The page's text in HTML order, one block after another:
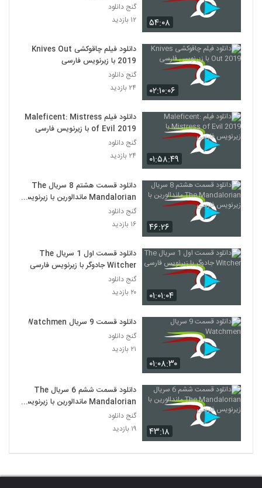
۵۴:۰۸
گنج دانلود
۱۲ بازدید
۰۲:۱۰:۰۶
دانلود فیلم چاقوکشی Knives Out
2019 با زیرنویس فارسی
گنج دانلود
۲۴ بازدید
۰۱:۵۸:۴۹
دانلود فیلم Maleficent: Mistress
of Evil 2019 با زیرنویس فارسی
گنج دانلود
۲۴ بازدید
۴۶:۲۶
دانلود قسمت هشتم 8 سریال The
Mandalorian ماندالورین با زیرنویس
فارسی
گنج دانلود
۱۶ بازدید
۰۱:۰۱:۰۴
دانلود قسمت اول 1 سریال The
Witcher جادوگر با زیرنویس فارسی
گنج دانلود
۲۰ بازدید
۰۱:۰۸:۳۰
دانلود قسمت 9 سریال Watchmen
گنج دانلود
۲۱ بازدید
۴۳:۱۸
دانلود قسمت ششم 6 سریال The
Mandalorian ماندالورین با زیرنویس
فارسی
گنج دانلود
۱۹ بازدید